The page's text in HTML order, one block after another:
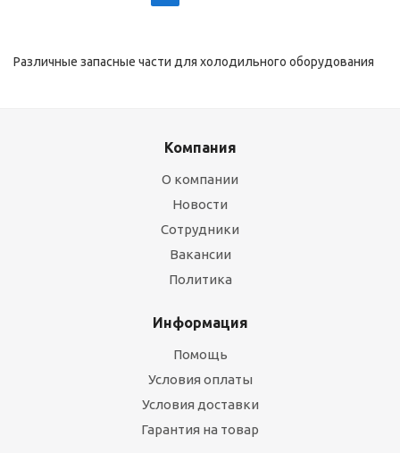
Различные запасные части для холодильного оборудования
Компания
О компании
Новости
Сотрудники
Вакансии
Политика
Информация
Помощь
Условия оплаты
Условия доставки
Гарантия на товар